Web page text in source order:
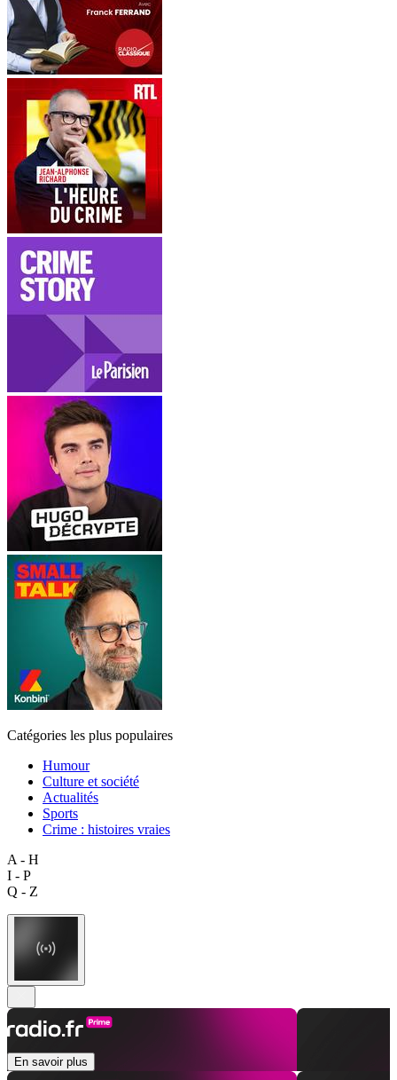
Catégories les plus populaires
Humour
Culture et société
Actualités
Sports
Crime : histoires vraies
A - H
I - P
Q - Z
En savoir plus